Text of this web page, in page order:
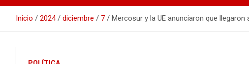
Inicio 2024 diciembre 7 Mercosur y la UE anunciaron que